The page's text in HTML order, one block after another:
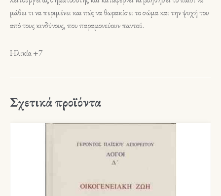
μάθει τι να περιμένει και πώς να θωρακίσει το σώμα και την ψυχή του
από τους κινδύνους, που παραμονεύουν παντού.
Ηλικία +7
Σχετικά προϊόντα